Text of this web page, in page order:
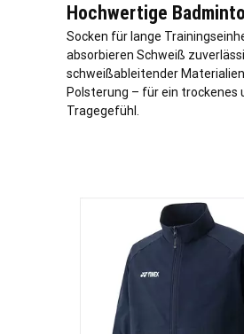
Hochwertige
Socken für lange
absorbieren Schweiß
schweißableitender
Polsterung – für ein trockenes
Tragegefühl.